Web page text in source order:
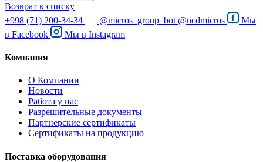
Возврат к списку
+998 (71) 200-34-34
@micros_group_bot @ucdmicros
Мы
в Facebook Мы в Instagram
Компания
О Компании
Новости
Работа у нас
Разрешительные документы
Партнерские сертификаты
Сертификаты на продукцию
Поставка оборудования